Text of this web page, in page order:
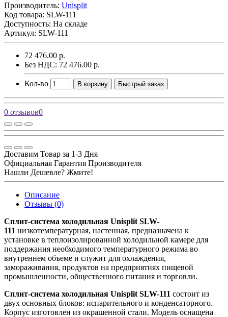
Производитель: Unisplit
Код товара: SLW-111
Доступность: На складе
Артикул: SLW-111
72 476.00 р.
Без НДС: 72 476.00 р.
Кол-во В корзину Быстрый заказ
0 отзывов0
Доставим Товар за 1-3 Дня
Официальная Гарантия Производителя
Нашли Дешевле? Жмите!
Описание
Отзывы (0)
Сплит-система холодильная Unisplit SLW-
111 низкотемпературная, настенная, предназначена к
установке в теплоизолированной холодильной камере для
поддержания необходимого температурного режима во
внутреннем объеме и служит для охлаждения,
замораживания, продуктов на предприятиях пищевой
промышленности, общественного питания и торговли.
Сплит-система холодильная Unisplit SLW-111 состоит из
двух основных блоков: испарительного и конденсаторного.
Корпус изготовлен из окрашенной стали. Модель оснащена